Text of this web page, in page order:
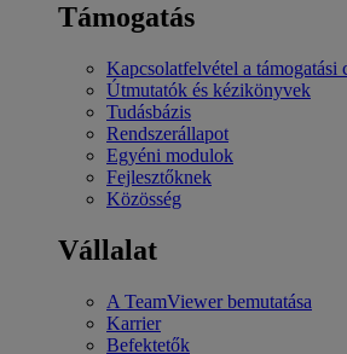
Támogatás
Kapcsolatfelvétel a támogatási
Útmutatók és kézikönyvek
Tudásbázis
Rendszerállapot
Egyéni modulok
Fejlesztőknek
Közösség
Vállalat
A TeamViewer bemutatása
Karrier
Befektetők